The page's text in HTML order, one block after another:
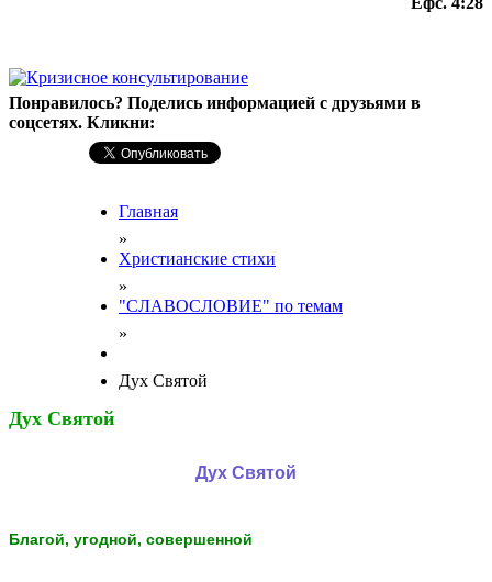
Понравилось? Поделись информацией с друзьями в
соцсетях. Кликни:
Главная
»
Христианские стихи
»
"СЛАВОСЛОВИЕ" по темам
»
Дух Святой
Дух Святой
Дух Святой
Благой, угодной, совершенной